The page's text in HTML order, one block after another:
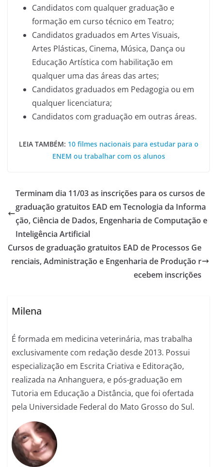
Candidatos com qualquer graduação e
formação em curso técnico em Teatro;
Candidatos graduados em Artes Visuais,
Artes Plásticas, Cinema, Música, Dança ou
Educação Artística com habilitação em
qualquer uma das áreas das artes;
Candidatos graduados em Pedagogia ou em
qualquer licenciatura;
Candidatos com graduação em outras áreas.
LEIA TAMBÉM: 10 filmes nacionais para estudar para o
ENEM ou trabalhar com os alunos
Terminam dia 11/03 as inscrições para os cursos de
graduação gratuitos EAD em Tecnologia da Informa
ção, Ciência de Dados, Engenharia de Computação e
Inteligência Artificial
Cursos de graduação gratuitos EAD de Processos Ge
renciais, Administração e Engenharia de Produção r
ecebem inscrições
Milena
É formada em medicina veterinária, mas trabalha
exclusivamente com redação desde 2013. Possui
especialização em Escrita Criativa e Editoração,
realizada na Anhanguera, e pós-graduação em
Tutoria em Educação a Distância, que foi ofertada
pela Universidade Federal do Mato Grosso do Sul.